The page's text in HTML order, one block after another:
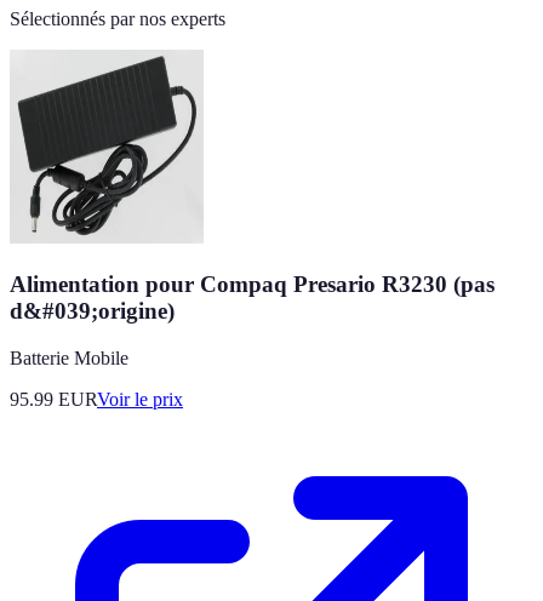
Sélectionnés par nos experts
Alimentation pour Compaq Presario R3230 (pas
d&#039;origine)
Batterie Mobile
95.99 EURVoir le prix